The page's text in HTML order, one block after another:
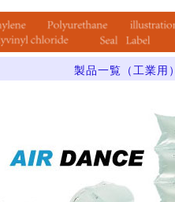
製品一覧（工業用）